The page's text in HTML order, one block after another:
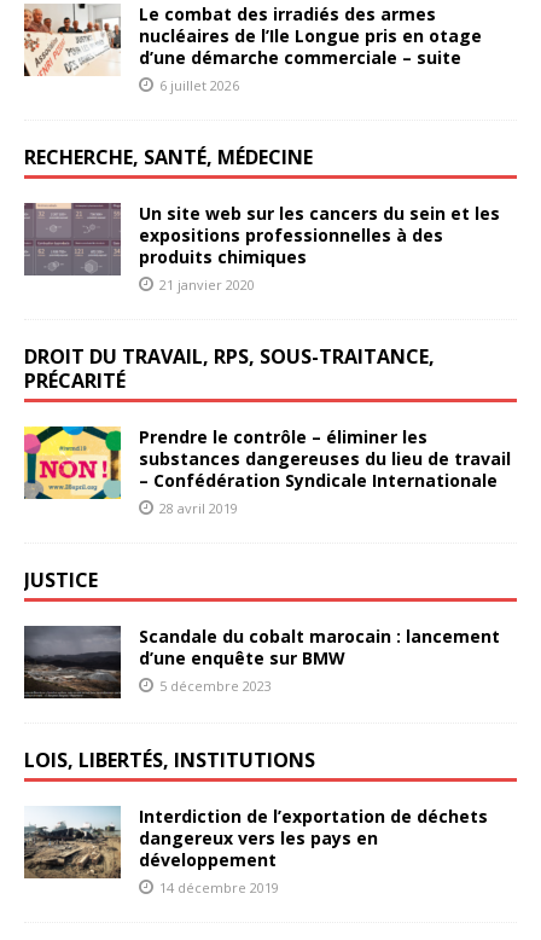
Le combat des irradiés des armes
nucléaires de l’Ile Longue pris en otage
d’une démarche commerciale – suite
6 juillet 2026
RECHERCHE, SANTÉ, MÉDECINE
Un site web sur les cancers du sein et les
expositions professionnelles à des
produits chimiques
21 janvier 2020
DROIT DU TRAVAIL, RPS, SOUS-TRAITANCE,
PRÉCARITÉ
Prendre le contrôle – éliminer les
substances dangereuses du lieu de travail
– Confédération Syndicale Internationale
28 avril 2019
JUSTICE
Scandale du cobalt marocain : lancement
d’une enquête sur BMW
5 décembre 2023
LOIS, LIBERTÉS, INSTITUTIONS
Interdiction de l’exportation de déchets
dangereux vers les pays en
développement
14 décembre 2019